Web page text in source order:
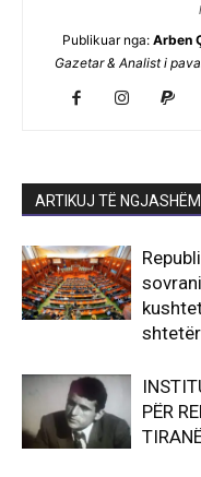
Publikuar nga: Arben
Gazetar & Analist i
ARTIKUJ TË NGJASHËM
PËR